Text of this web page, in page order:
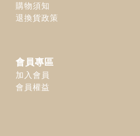
購物須知
退換貨政策
會員專區
加入會員
會員權益